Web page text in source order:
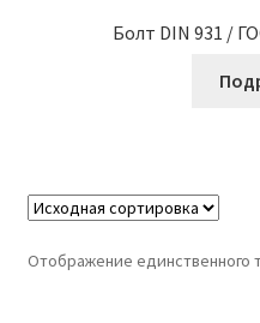
Болт DIN 931 /
Отображение единственного